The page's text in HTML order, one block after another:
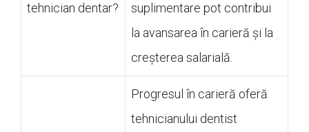
tehnician dentar?
suplimentare pot contribui
la avansarea în carieră și la
creșterea salarială.
Progresul în carieră oferă
tehnicianului dentist